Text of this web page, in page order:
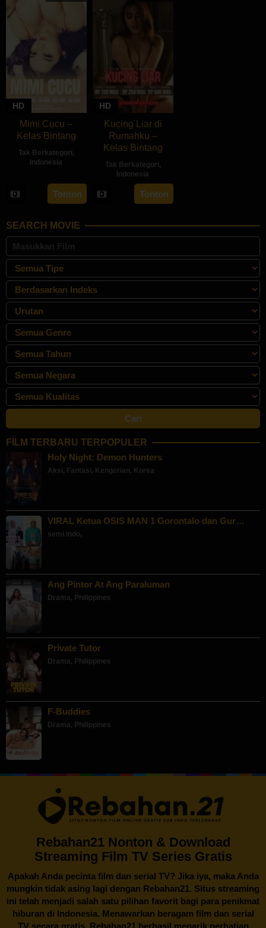
HD
Mimi Cucu –
Kelas Bintang
Tak Berkategori,
Indonesia
Tonton
HD
Kucing Liar di
Rumahku –
Kelas Bintang
Tak Berkategori,
Indonesia
Tonton
SEARCH MOVIE
FILM TERBARU TERPOPULER
Holy Night: Demon Hunters
Aksi, Fantasi, Kengerian, Korea
VIRAL Ketua OSIS MAN 1 Gorontalo dan Gur…
semi indo,
Ang Pintor At Ang Paraluman
Drama, Philippines
Private Tutor
Drama, Philippines
F-Buddies
Drama, Philippines
Rebahan21 Nonton & Download
Streaming Film TV Series Gratis
Apakah Anda pecinta film dan serial TV? Jika iya, maka Anda
mungkin tidak asing lagi dengan Rebahan21. Situs streaming
ini telah menjadi salah satu pilihan favorit bagi para penikmat
hiburan di Indonesia. Menawarkan beragam film dan serial
TV secara gratis, Rebahan21berhasil menarik perhatian